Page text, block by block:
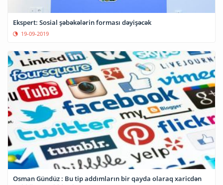
Ekspert: Sosial şəbəkələrin forması dəyişəcək
19-09-2019
Osman Gündüz : Bu tip addımların bir qayda olaraq xaricdən